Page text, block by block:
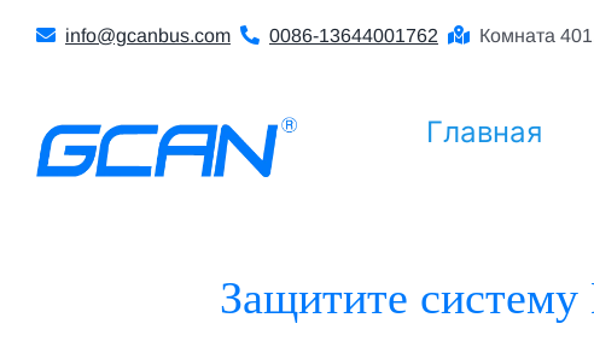
info@gcanbus.com 0086-13644001762 Комната
Главная
Защитите